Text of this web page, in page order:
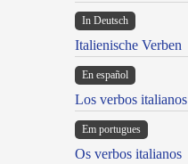
In Deutsch
Italienische Verben
En español
Los verbos italianos
Em portugues
Os verbos italianos